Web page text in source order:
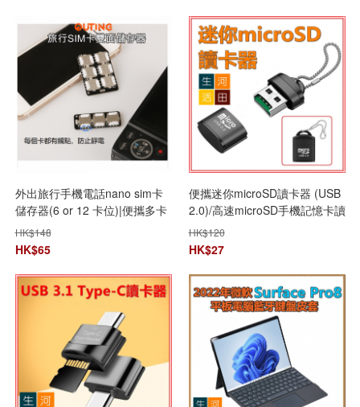
外出旅行手機電話nano sim卡
儲存器(6 or 12 卡位)|便攜多卡
片插槽|反遺失卡片管理套
HK$148
HK$65
便攜迷你microSD讀卡器 (USB
2.0)/高速microSD手機記憶卡讀
卡器/SDXC SDHC 記憶卡/鎖匙
扣/鋁合金
HK$120
HK$27